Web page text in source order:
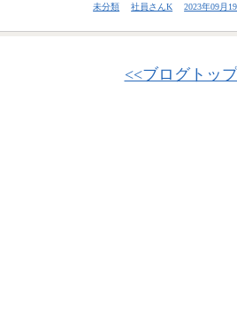
未分類 社員さんK 2023年09月
<<ブログトッ